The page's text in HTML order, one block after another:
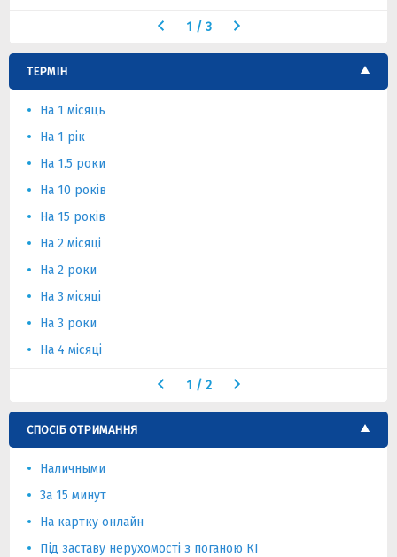
1 / 3
ТЕРМІН
На 1 місяць
На 1 рік
На 1.5 роки
На 10 років
На 15 років
На 2 місяці
На 2 роки
На 3 місяці
На 3 роки
На 4 місяці
1 / 2
СПОСІБ ОТРИМАННЯ
Наличными
За 15 минут
На картку онлайн
Під заставу нерухомості з поганою КІ